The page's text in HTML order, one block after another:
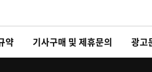
약 기사구매 및 제휴문의 광고